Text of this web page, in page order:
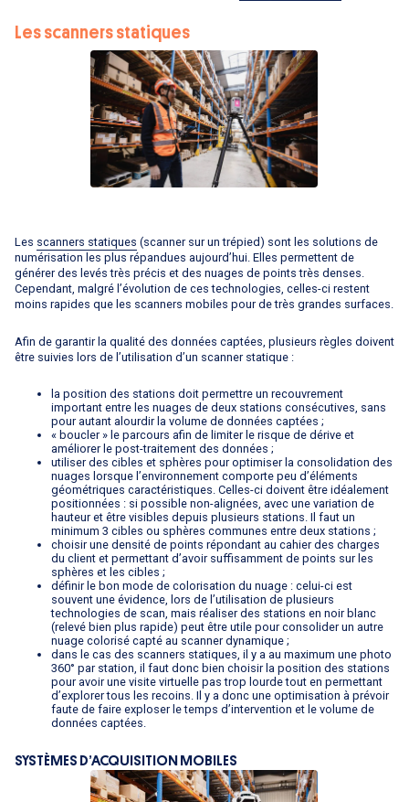
Les scanners statiques
Les scanners statiques (scanner sur un trépied) sont les solutions de
numérisation les plus répandues aujourd’hui. Elles permettent de
générer des levés très précis et des nuages de points très denses.
Cependant, malgré l’évolution de ces technologies, celles-ci restent
moins rapides que les scanners mobiles pour de très grandes surfaces.
Afin de garantir la qualité des données captées, plusieurs règles doivent
être suivies lors de l’utilisation d’un scanner statique :
la position des stations doit permettre un recouvrement
important entre les nuages de deux stations consécutives, sans
pour autant alourdir la volume de données captées ;
« boucler » le parcours afin de limiter le risque de dérive et
améliorer le post-traitement des données ;
utiliser des cibles et sphères pour optimiser la consolidation des
nuages lorsque l’environnement comporte peu d’éléments
géométriques caractéristiques. Celles-ci doivent être idéalement
positionnées : si possible non-alignées, avec une variation de
hauteur et être visibles depuis plusieurs stations. Il faut un
minimum 3 cibles ou sphères communes entre deux stations ;
choisir une densité de points répondant au cahier des charges
du client et permettant d’avoir suffisamment de points sur les
sphères et les cibles ;
définir le bon mode de colorisation du nuage : celui-ci est
souvent une évidence, lors de l’utilisation de plusieurs
technologies de scan, mais réaliser des stations en noir blanc
(relevé bien plus rapide) peut être utile pour consolider un autre
nuage colorisé capté au scanner dynamique ;
dans le cas des scanners statiques, il y a au maximum une photo
360° par station, il faut donc bien choisir la position des stations
pour avoir une visite virtuelle pas trop lourde tout en permettant
d’explorer tous les recoins. Il y a donc une optimisation à prévoir
faute de faire exploser le temps d’intervention et le volume de
données captées.
SYSTÈMES D’ACQUISITION MOBILES